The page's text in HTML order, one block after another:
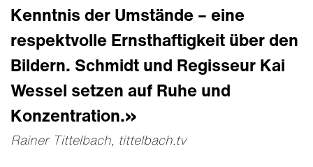
Kenntnis der Umstände – eine
respektvolle Ernsthaftigkeit über den
Bildern. Schmidt und Regisseur Kai
Wessel setzen auf Ruhe und
Konzentration.»
Rainer Tittelbach, tittelbach.tv